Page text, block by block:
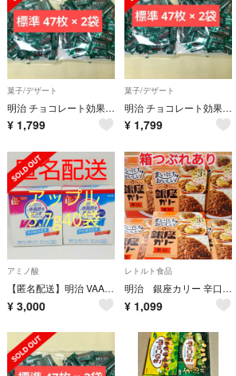
菓子/デザート
明治 チョコレート効果 カカオ 72% 標準47枚 × 2袋 約 94枚
¥ 1,799
菓子/デザート
明治 チョコレート効果 カカオ 72% 標準47枚 × 2袋 約 94枚
¥ 1,799
アミノ酸
【匿名配送】明治 VAAM(ヴァーム) パウダー アップル風味 20袋2箱
¥ 3,000
レトルト食品
明治 銀座カリー 辛口 温めいらず レトルトカレー 6箱 【箱つぶれあり】
¥ 1,099